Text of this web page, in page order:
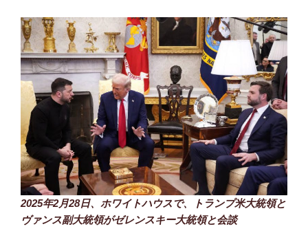
2025年2月28日、ホワイトハウスで、トランプ米大統領と
ヴァンス副大統領がゼレンスキー大統領と会談